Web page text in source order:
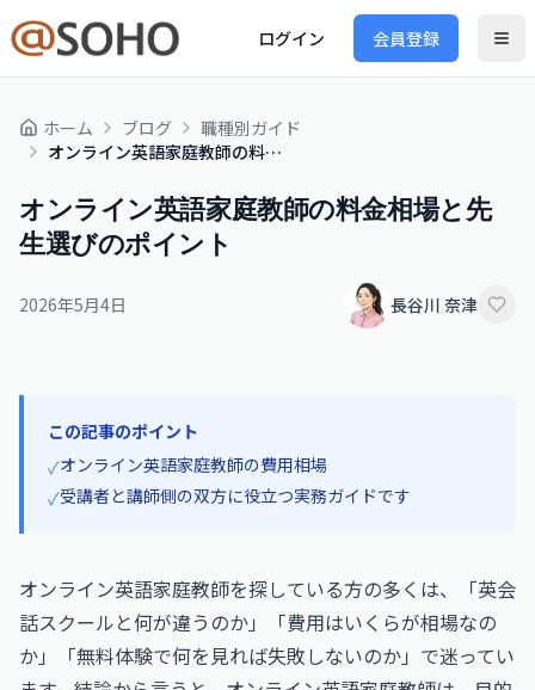
ログイン 会員登録
ホーム ブログ
職種別ガイド
オンライン英語家庭教師の料金相場と先生選びのポイント
オンライン英語家庭教師の料金相場と先
生選びのポイント
2026年5月4日 長谷川 奈津
この記事のポイント
✓オンライン英語家庭教師の費用相場
✓受講者と講師側の双方に役立つ実務ガイドです
オンライン英語家庭教師を探している方の多くは、「英会
話スクールと何が違うのか」「費用はいくらが相場なの
か」「無料体験で何を見れば失敗しないのか」で迷ってい